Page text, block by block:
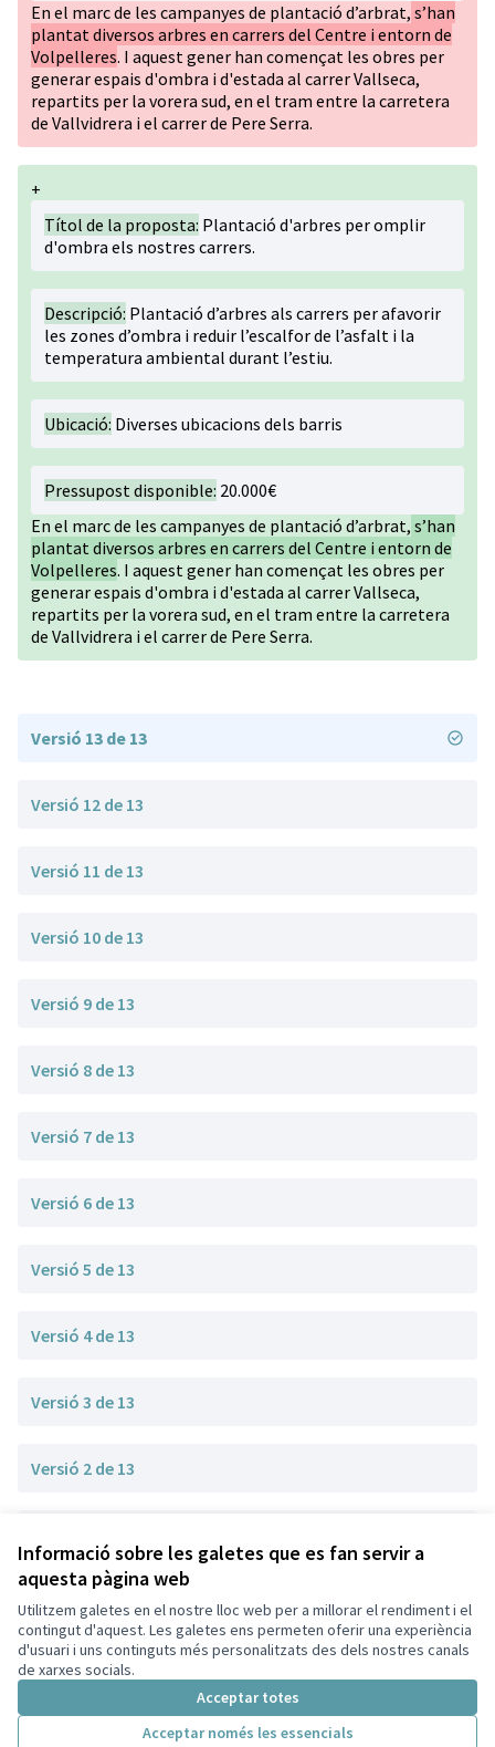
Informació sobre les galetes que es fan servir a
aquesta pàgina web
Utilitzem galetes en el nostre lloc web per a millorar el rendiment i el
contingut d'aquest. Les galetes ens permeten oferir una experiència
d'usuari i uns continguts més personalitzats des dels nostres canals
de xarxes socials.
Acceptar totes
Acceptar només les essencials
En el marc de les campanyes de plantació d’arbrat, s’han
plantat diversos arbres en carrers del Centre i entorn de
Volpelleres. I aquest gener han començat les obres per
generar espais d'ombra i d'estada al carrer Vallseca,
repartits per la vorera sud, en el tram entre la carretera
de Vallvidrera i el carrer de Pere Serra.
+
Títol de la proposta: Plantació d'arbres per omplir
d'ombra els nostres carrers.
Descripció: Plantació d’arbres als carrers per afavorir
les zones d’ombra i reduir l’escalfor de l’asfalt i la
temperatura ambiental durant l’estiu.
Ubicació: Diverses ubicacions dels barris
Pressupost disponible: 20.000€
En el marc de les campanyes de plantació d’arbrat, s’han
plantat diversos arbres en carrers del Centre i entorn de
Volpelleres. I aquest gener han començat les obres per
generar espais d'ombra i d'estada al carrer Vallseca,
repartits per la vorera sud, en el tram entre la carretera
de Vallvidrera i el carrer de Pere Serra.
Versió 13 de 13
Versió 12 de 13
Versió 11 de 13
Versió 10 de 13
Versió 9 de 13
Versió 8 de 13
Versió 7 de 13
Versió 6 de 13
Versió 5 de 13
Versió 4 de 13
Versió 3 de 13
Versió 2 de 13
Termes i condicions d'ús
Configuració de les galetes
Decidim Sant Cugat a X
(Enllaç extern)
Decidim Sant Cugat a Facebook
Decidim Sant Cugat a Instagram
Decidim Sant Cugat a GitHub
(Enllaç extern)